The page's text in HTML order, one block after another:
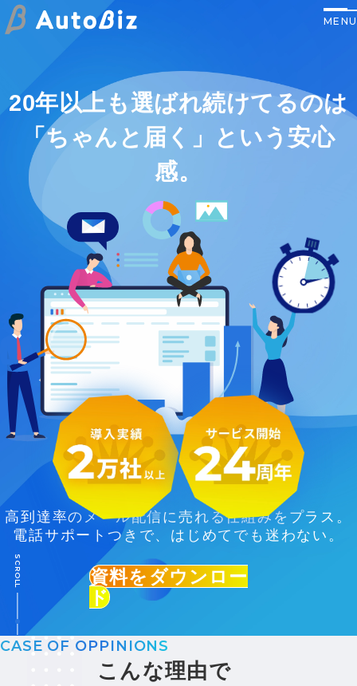
20年以上も選ばれ続けてるのは
「ちゃんと届く」という安心
感。
高到達率のメール配信に売れる仕組みをプラス。
電話サポートつきで、はじめてでも迷わない。
資料をダウンロー
ド
SCROLL
CASE OF OPPINIONS
こんな理由で